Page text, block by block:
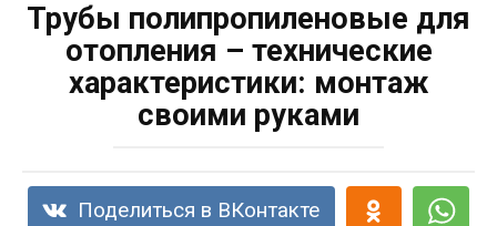
Трубы полипропиленовые для
отопления – технические
характеристики: монтаж
своими руками
Поделиться в ВКонтакте